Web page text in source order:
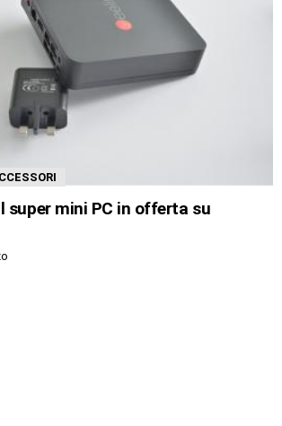
super mini PC in offerta su